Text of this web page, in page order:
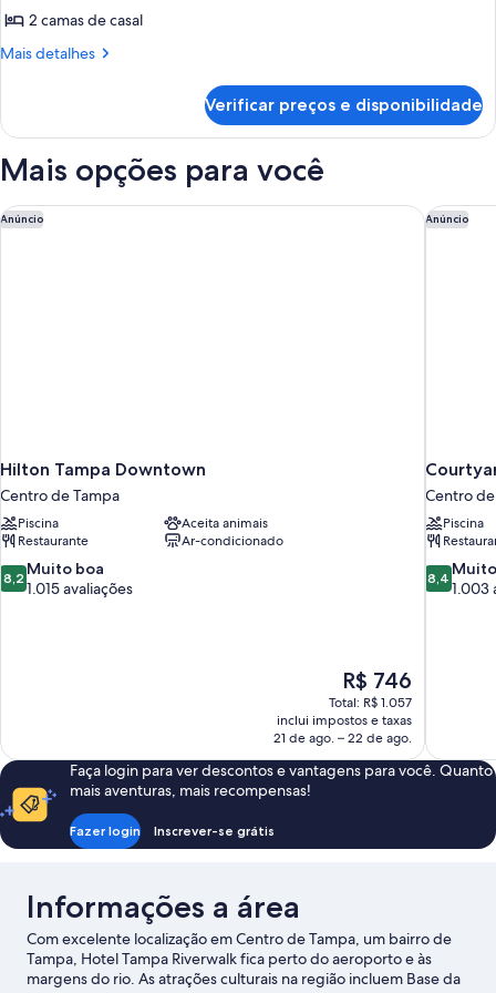
2 camas de casal
Mais detalhes
Mais
With
Double
And
Bathtub-
Verificar preços e disponibilidade
Mais opções para você
Anúncio
Hilton Tampa Downtown
Centro de Tampa
Piscina
Aceita animais
Restaurante
Ar-condicionado
8.2
de
8,2 Muito boa
1.015 avaliações
O
preço
é
de
R$ 746
R$ 746
Total: R$ 1.057
inclui impostos e taxas
21 de ago. – 22 de ago.
Hilton Tampa Downtown Anúncio
Centro
Piscina
8.4
de
8,4
1.003
Faça login para ver descontos e vantagens para você. Quanto
mais aventuras, mais recompensas!
Fazer login Inscrever-se grátis
Informações a área
Com excelente localização em Centro de Tampa, um bairro de
Tampa, Hotel Tampa Riverwalk fica perto do aeroporto e às
margens do rio. As atrações culturais na região incluem Base da